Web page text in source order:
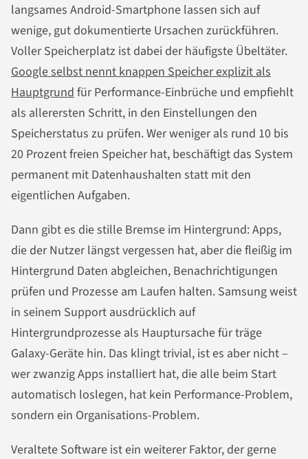
langsames Android-Smartphone lassen sich auf
wenige, gut dokumentierte Ursachen zurückführen.
Voller Speicherplatz ist dabei der häufigste Übeltäter.
Google selbst nennt knappen Speicher explizit als
Hauptgrundfür Performance-Einbrüche und empfiehlt
als allerersten Schritt, in den Einstellungen den
Speicherstatus zu prüfen. Wer weniger als rund 10 bis
20 Prozent freien Speicher hat, beschäftigt das System
permanent mit Datenhaushalten statt mit den
eigentlichen Aufgaben.
Dann gibt es die stille Bremse im Hintergrund: Apps,
die der Nutzer längst vergessen hat, aber die fleißig im
Hintergrund Daten abgleichen, Benachrichtigungen
prüfen und Prozesse am Laufen halten. Samsung weist
in seinem Support ausdrücklich auf
Hintergrundprozesse als Hauptursache für träge
Galaxy-Geräte hin. Das klingt trivial, ist es aber nicht –
wer zwanzig Apps installiert hat, die alle beim Start
automatisch loslegen, hat kein Performance-Problem,
sondern ein Organisations-Problem.
Veraltete Software ist ein weiterer Faktor, der gerne